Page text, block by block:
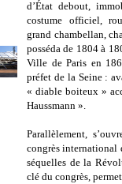
d’État debout,
costume officiel,
grand chambellan,
posséda de 1804 à
Ville de Paris en
préfet de la Seine :
« diable boiteux »
Haussmann ».
Parallèlement,
congrès international
séquelles de la
clé du congrès,